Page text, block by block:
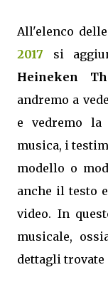
All'elenco delle
2017 si
Heineken
andremo a
e vedremo la
musica, i
modello o
anche il testo
video. In
musicale,
dettagli